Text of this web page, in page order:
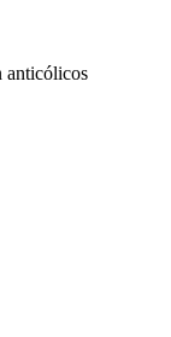
anticólicos